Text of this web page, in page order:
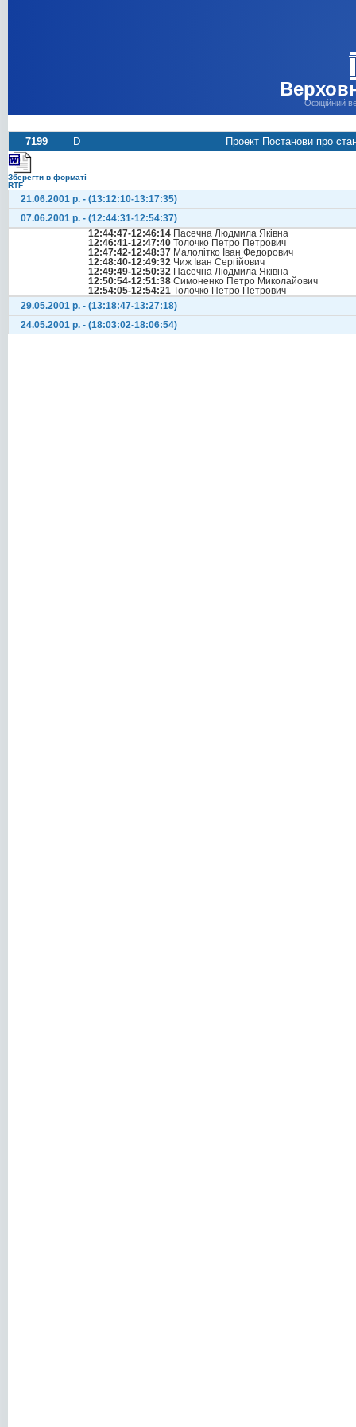
Офіційний
7199 D Проект Постанови про
Зберегти в форматі
RTF
21.06.2001 р. - (13:12:10-13:17:35)
07.06.2001 р. - (12:44:31-12:54:37)
12:44:47-12:46:14 Пасечна Людмила Яківна
12:46:41-12:47:40 Толочко Петро Петрович
12:47:42-12:48:37 Малолітко Іван Федорович
12:48:40-12:49:32 Чиж Іван Сергійович
12:49:49-12:50:32 Пасечна Людмила Яківна
12:50:54-12:51:38 Симоненко Петро Миколайович
12:54:05-12:54:21 Толочко Петро Петрович
29.05.2001 р. - (13:18:47-13:27:18)
24.05.2001 р. - (18:03:02-18:06:54)